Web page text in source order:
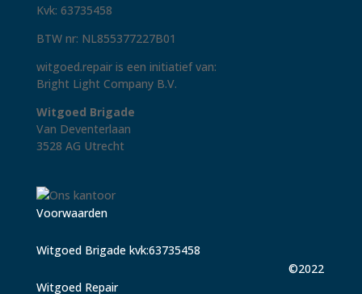
Kvk: 63735458
BTW nr: NL855377227B01
witgoed.repair is een initiatief van:
Bright Light Company B.V.
Witgoed Brigade
Van Deventerlaan
3528 AG Utrecht
Voorwaarden
Witgoed Brigade kvk:63735458
©2022
Witgoed Repair